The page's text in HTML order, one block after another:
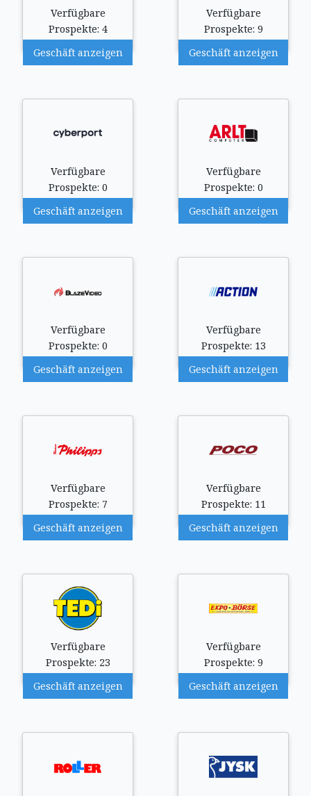
Verfügbare
Prospekte: 4
Geschäft anzeigen
Verfügbare
Prospekte: 9
Geschäft anzeigen
Verfügbare
Prospekte: 0
Geschäft anzeigen
Verfügbare
Prospekte: 0
Geschäft anzeigen
Verfügbare
Prospekte: 0
Geschäft anzeigen
Verfügbare
Prospekte: 13
Geschäft anzeigen
Verfügbare
Prospekte: 7
Geschäft anzeigen
Verfügbare
Prospekte: 11
Geschäft anzeigen
Verfügbare
Prospekte: 23
Geschäft anzeigen
Verfügbare
Prospekte: 9
Geschäft anzeigen